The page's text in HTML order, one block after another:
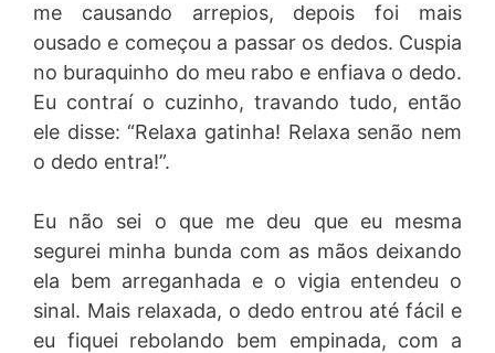
me causando arrepios, depois foi mais
ousado e começou a passar os dedos. Cuspia
no buraquinho do meu rabo e enfiava o dedo.
Eu contraí o cuzinho, travando tudo, então
ele disse: “Relaxa gatinha! Relaxa senão nem
o dedo entra!”.
Eu não sei o que me deu que eu mesma
segurei minha bunda com as mãos deixando
ela bem arreganhada e o vigia entendeu o
sinal. Mais relaxada, o dedo entrou até fácil e
eu fiquei rebolando bem empinada, com a